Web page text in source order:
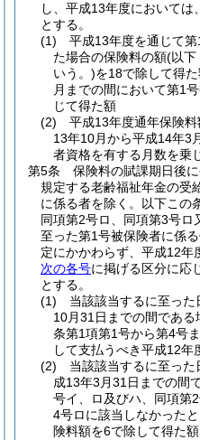
し、平成13年度においては、
とする。
(1)
平成13年度を通じて
た場合の保険料の額(以下
いう。)を18で除して得
月までの間において第1
じて得た額
(2)
平成13年度通年保険
13年10月から平成14年3
者資格を有する月数を乗
第5条
保険料の賦課期日後
規定する老齢福祉年金の受
に係る者を除く。以下この
同項第2号ロ、同項第3号ロ
至った第1号被保険者に係
定にかかわらず、平成12年
次の各号に掲げる区分に応
とする。
(1)
当該該当するに至っ
10月31日までの間であ
条第1項第1号から第4号
して支払うべき平成12年
(2)
当該該当するに至っ
成13年3月31日までの間
号イ、ロ及びハ、同項第
4号ロに該当しなかった
険料額を6で除して得た